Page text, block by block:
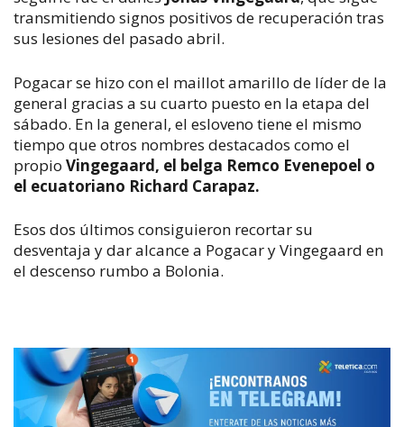
transmitiendo signos positivos de recuperación tras
sus lesiones del pasado abril.
Pogacar se hizo con el maillot amarillo de líder de la
general gracias a su cuarto puesto en la etapa del
sábado. En la general, el esloveno tiene el mismo
tiempo que otros nombres destacados como el
propio Vingegaard, el belga Remco Evenepoel o
el ecuatoriano Richard Carapaz.
Esos dos últimos consiguieron recortar su
desventaja y dar alcance a Pogacar y Vingegaard en
el descenso rumbo a Bolonia.